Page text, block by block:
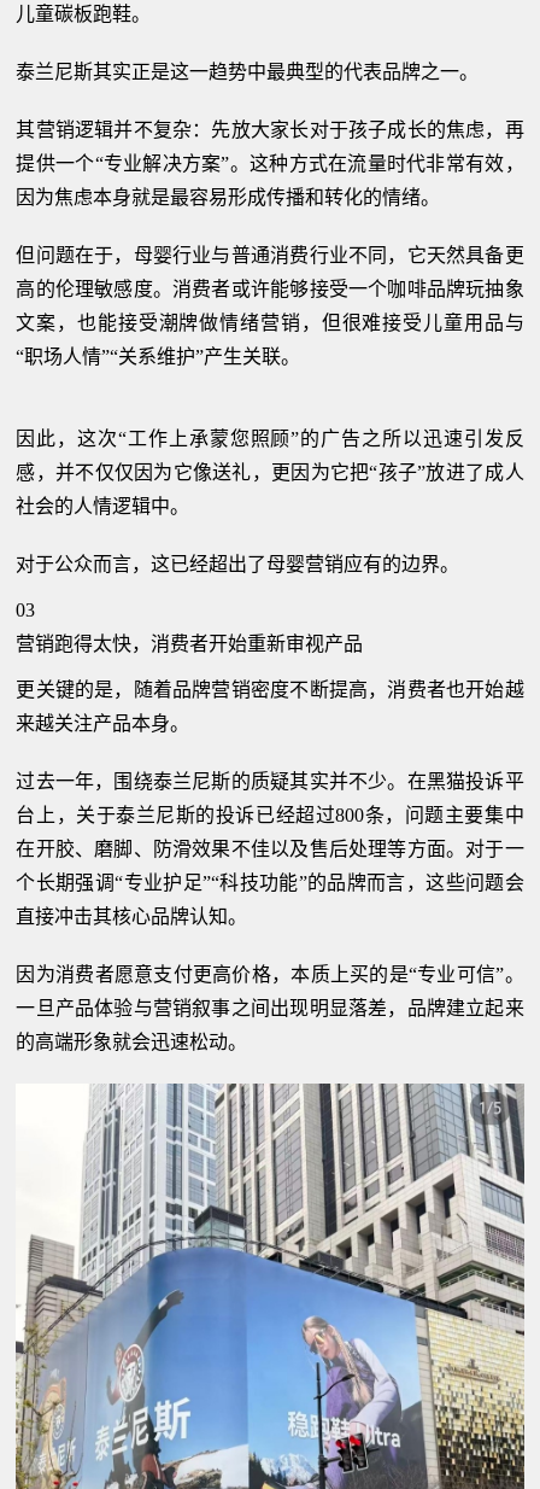
儿童碳板跑鞋。
泰兰尼斯其实正是这一趋势中最典型的代表品牌之一。
其营销逻辑并不复杂：先放大家长对于孩子成长的焦虑，再
提供一个“专业解决方案”。这种方式在流量时代非常有效，
因为焦虑本身就是最容易形成传播和转化的情绪。
但问题在于，母婴行业与普通消费行业不同，它天然具备更
高的伦理敏感度。消费者或许能够接受一个咖啡品牌玩抽象
文案，也能接受潮牌做情绪营销，但很难接受儿童用品与
“职场人情”“关系维护”产生关联。
因此，这次“工作上承蒙您照顾”的广告之所以迅速引发反
感，并不仅仅因为它像送礼，更因为它把“孩子”放进了成人
社会的人情逻辑中。
对于公众而言，这已经超出了母婴营销应有的边界。
03
营销跑得太快，消费者开始重新审视产品
更关键的是，随着品牌营销密度不断提高，消费者也开始越
来越关注产品本身。
过去一年，围绕泰兰尼斯的质疑其实并不少。在黑猫投诉平
台上，关于泰兰尼斯的投诉已经超过800条，问题主要集中
在开胶、磨脚、防滑效果不佳以及售后处理等方面。对于一
个长期强调“专业护足”“科技功能”的品牌而言，这些问题会
直接冲击其核心品牌认知。
因为消费者愿意支付更高价格，本质上买的是“专业可信”。
一旦产品体验与营销叙事之间出现明显落差，品牌建立起来
的高端形象就会迅速松动。